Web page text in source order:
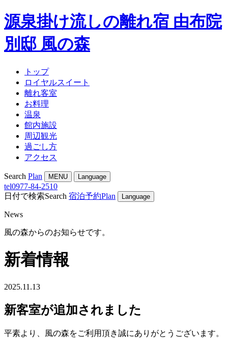
源泉掛け流しの離れ宿 由布院
別邸 風の森
トップ
ロイヤルスイート
離れ客室
お料理
温泉
館内施設
周辺観光
過ごし方
アクセス
Search Plan MENU Language
tel0977-84-2510
日付で検索Search 宿泊予約Plan Language
News
風の森からのお知らせです。
新着情報
2025.11.13
新客室が追加されました
平素より、風の森をご利用頂き誠にありがとうございます。